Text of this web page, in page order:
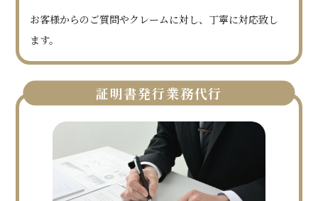
お客様からのご質問やクレームに対し、丁寧に対応致し
ます。
証明書発行業務代行